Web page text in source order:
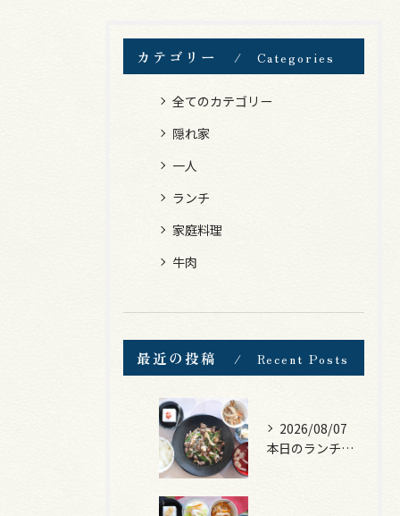
カテゴリー Categories
全てのカテゴリー
隠れ家
一人
ランチ
家庭料理
牛肉
最近の投稿 Recent Posts
2026/08/07
本日のランチは、黒毛和牛のチャプチェ！